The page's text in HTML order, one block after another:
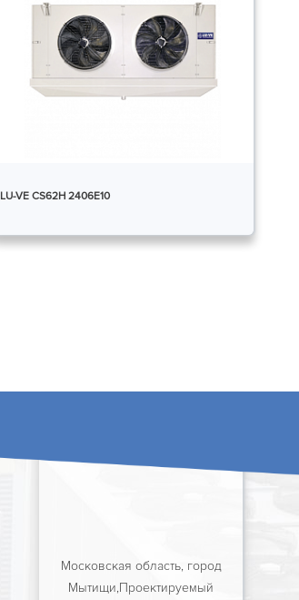
LU-VE CS62H 2406E10
Московская область, город
Мытищи,Проектируемый